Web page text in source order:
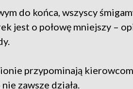
do końca, wszyscy
jest o połowę mniejszy –
przypominają
zawsze działa.